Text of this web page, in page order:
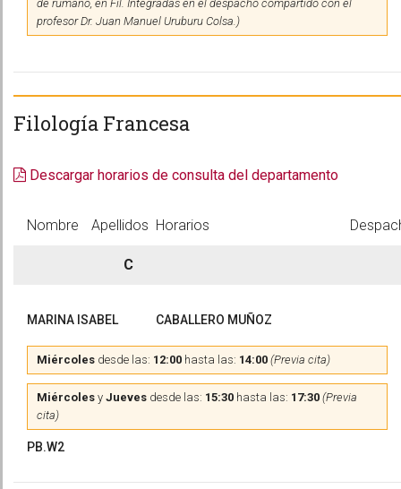
de rumano, en Fil. Integradas en el despacho compartido con el
profesor Dr. Juan Manuel Uruburu Colsa.)
Filología Francesa
Descargar horarios de consulta del departamento
Nombre Apellidos Horarios
C
MARINA ISABEL CABALLERO MUÑOZ
Miércoles desde las: 12:00 hasta las: 14:00 (Previa cita)
Miércoles y Jueves desde las: 15:30 hasta las: 17:30 (Previa
cita)
PB.W2